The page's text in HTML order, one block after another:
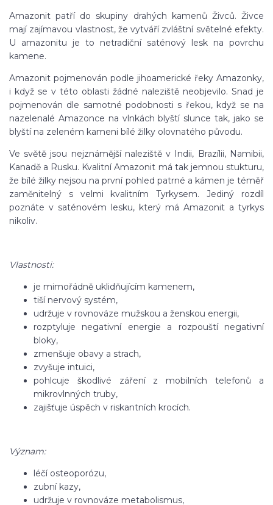
Amazonit patří do skupiny drahých kamenů Živců. Živce
mají zajímavou vlastnost, že vytváří zvláštní světelné efekty.
U amazonitu je to netradiční saténový lesk na povrchu
kamene.
Amazonit pojmenován podle jihoamerické řeky Amazonky,
i když se v této oblasti žádné naleziště neobjevilo. Snad je
pojmenován dle samotné podobnosti s řekou, když se na
nazelenalé Amazonce na vlnkách blyští slunce tak, jako se
blyští na zeleném kameni bílé žilky olovnatého původu.
Ve světě jsou nejznámější naleziště v Indii, Brazílii, Namibii,
Kanadě a Rusku. Kvalitní Amazonit má tak jemnou stukturu,
že bílé žilky nejsou na první pohled patrné a kámen je téměř
zaměnitelný s velmi kvalitním Tyrkysem. Jediný rozdíl
poznáte v saténovém lesku, který má Amazonit a tyrkys
nikoliv.
Vlastnosti:
je mimořádně uklidňujícím kamenem,
tiší nervový systém,
udržuje v rovnováze mužskou a ženskou energii,
rozptyluje negativní energie a rozpouští negativní
bloky,
zmenšuje obavy a strach,
zvyšuje intuici,
pohlcuje škodlivé záření z mobilních telefonů a
mikrovlnných truby,
zajišťuje úspěch v riskantních krocích.
Význam:
léčí osteoporózu,
zubní kazy,
udržuje v rovnováze metabolismus,